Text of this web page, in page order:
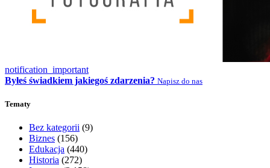
notification_important
Byłeś świadkiem jakiegoś zdarzenia? Napisz do nas
Tematy
Bez kategorii (9)
Biznes (156)
Edukacja (440)
Historia (272)